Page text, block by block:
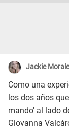
Jackie
Como una
los dos años
mando' al lado
Giovanna